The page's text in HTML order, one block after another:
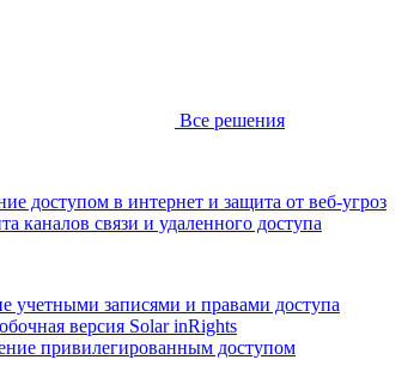
Все решения
доступом в интернет и защита от веб-угроз
каналов связи и удаленного доступа
учетными записями и правами доступа
версия Solar inRights
привилегированным доступом